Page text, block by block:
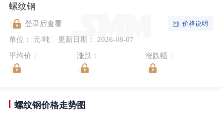
螺纹钢
登录后查看
单位： 元/吨
更新日期： 2026-08-07
价格说明
平均价： 涨跌： 涨跌幅：
螺纹钢价格走势图